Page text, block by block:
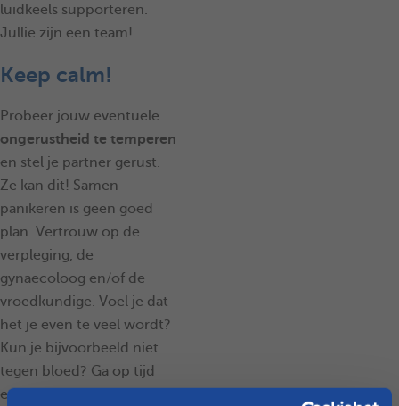
luidkeels supporteren.
Jullie zijn een team!
Keep calm!
Probeer jouw eventuele
ongerustheid te temperen
en stel je partner gerust.
Ze kan dit! Samen
panikeren is geen goed
plan. Vertrouw op de
verpleging, de
gynaecoloog en/of de
vroedkundige. Voel je dat
het je even te veel wordt?
Kun je bijvoorbeeld niet
tegen bloed? Ga op tijd
even rustig zitten en haal